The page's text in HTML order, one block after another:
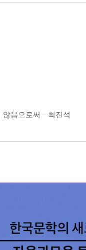
않음으로써―최진석